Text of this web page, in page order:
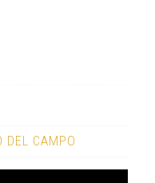
DEL CAMPO